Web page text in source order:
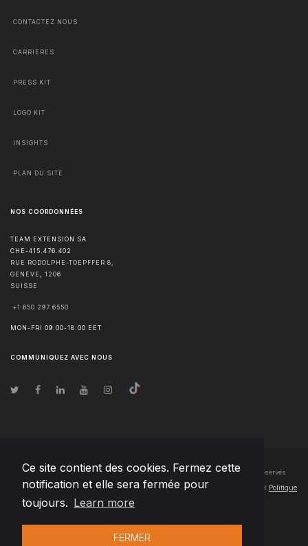
Ce site contient des cookies. Fermez cette
notification et elle sera fermée pour
toujours. Learn more
FERMER
CONTACTEZ NOUS
CARRIÈRES
PRESS KIT
LOGO KIT
INSIGHTS
PLAN DU SITE
NOS COORDONNÉES
TEAM EXTENSION SA
CHE-415.476.402
RUE RODOLPHE-TOEPFFER 8,
GENÈVE
1206
SUISSE
+1 650 297 6550
MON-FRI 09:00-18:00 EET
COMMUNIQUEZ AVEC NOUS
© Droits d'auteur2026 Team Extension SA France- Tous les droits sont réservés
Changelog● En utilisant ce site, vous acceptez nos Conditions d'utilisation et Politique
de confidentialité